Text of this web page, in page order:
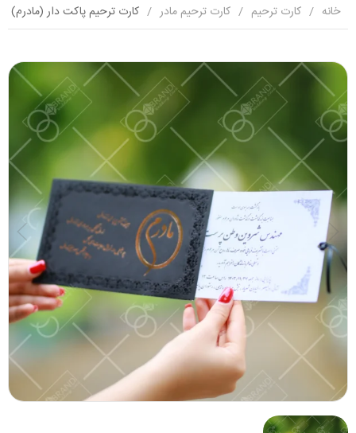
خانه کارت ترحیم کارت ترحیم مادر کارت ترحیم پاکت دار (مادرم)